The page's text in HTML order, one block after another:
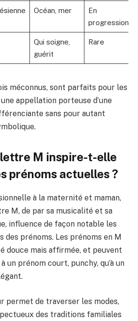
Océan, mer
En
progression
Qui soigne,
guérit
Rare
méconnus, sont parfaits pour les
appellation porteuse d’une
sans pour autant
M inspire-t-elle
prénoms actuelles ?
à la maternité et maman,
M, de par sa musicalité et sa
influence de façon notable les
des prénoms. Les prénoms en M
douce mais affirmée, et peuvent
un prénom court, punchy, qu’à un
permet de traverser les modes,
des traditions familiales